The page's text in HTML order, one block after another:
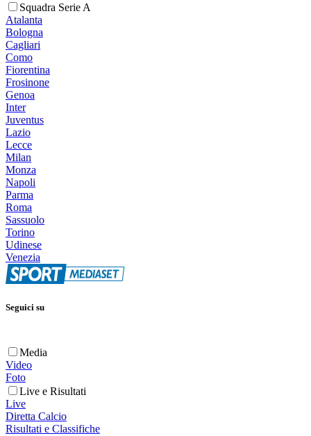
Squadra Serie A
Atalanta
Bologna
Cagliari
Como
Fiorentina
Frosinone
Genoa
Inter
Juventus
Lazio
Lecce
Milan
Monza
Napoli
Parma
Roma
Sassuolo
Torino
Udinese
Venezia
Seguici su
Media
Video
Foto
Live e Risultati
Live
Diretta Calcio
Risultati e Classifiche